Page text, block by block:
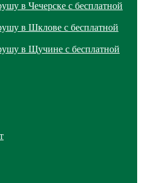
в Чечерске с бесплатной
в Шклове с бесплатной
в Щучине с бесплатной